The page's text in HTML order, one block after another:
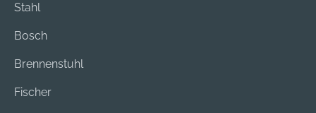
Stahl
Bosch
Brennenstuhl
Fischer